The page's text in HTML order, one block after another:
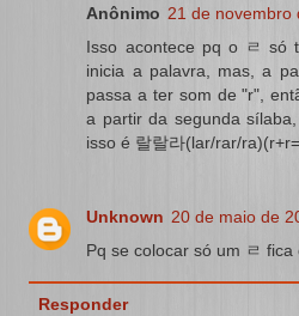
Anônimo 21 de novembro
Isso acontece pq o ㄹ só
inicia a palavra, mas, a
passa a ter som de "r",
a partir da segunda
isso é 랄랄라(lar/rar/
Unknown 20 de maio de
Pq se colocar só um ㄹ
Responder